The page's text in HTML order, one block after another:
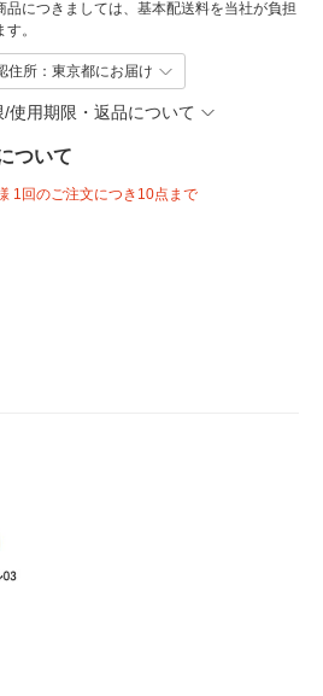
品につきましては、基本配送料を当社が負担
。
住所：東京都にお届け
/使用期限・返品について
ついて
1回のご注文につき10点まで